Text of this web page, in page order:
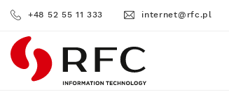
+48 52 55 11 333 internet@rfc.pl
RFC